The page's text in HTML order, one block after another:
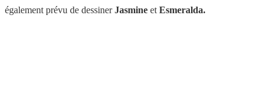
également prévu de dessinerJasmine etEsmeralda.